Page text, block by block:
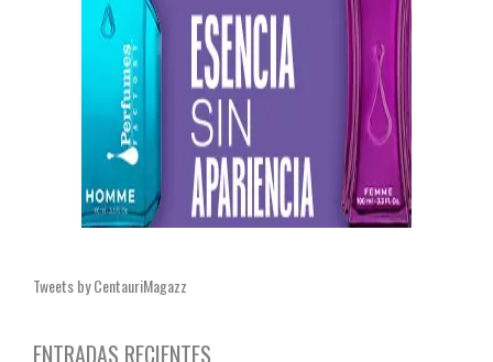
Tweets by CentauriMagazz
ENTRADAS RECIENTES